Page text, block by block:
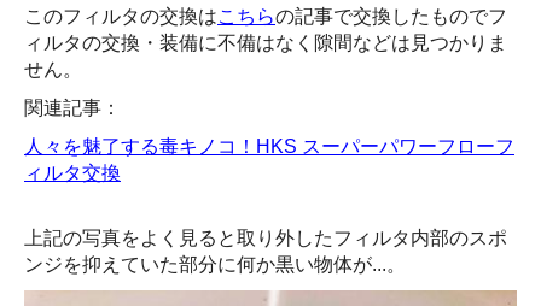
このフィルタの交換はこちらの記事で交換したものでフ
ィルタの交換・装備に不備はなく隙間などは見つかりま
せん。
関連記事：
人々を魅了する毒キノコ！HKS スーパーパワーフローフ
ィルタ交換
上記の写真をよく見ると取り外したフィルタ内部のスポ
ンジを抑えていた部分に何か黒い物体が...。